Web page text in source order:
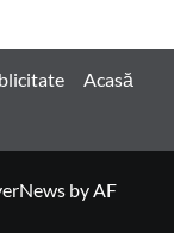
Acasă
by AF